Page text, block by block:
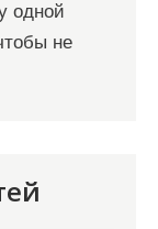
одной
не